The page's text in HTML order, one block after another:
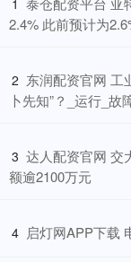
2.4% 此前预计为
2 东润配资官网 工
卜先知”？_运行_故
3 达人配资官网 交
额逾2100万元
4 启灯网APP下载